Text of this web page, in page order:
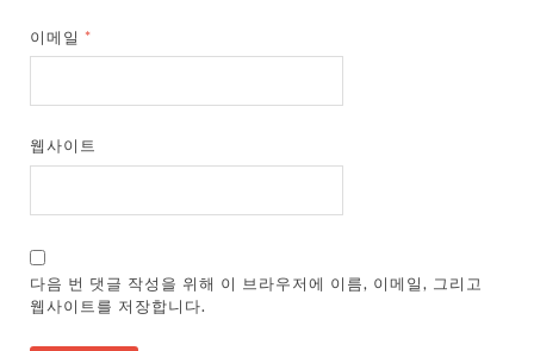
이메일 *
웹사이트
다음 번 댓글 작성을 위해 이 브라우저에 이름, 이메일, 그리고
웹사이트를 저장합니다.